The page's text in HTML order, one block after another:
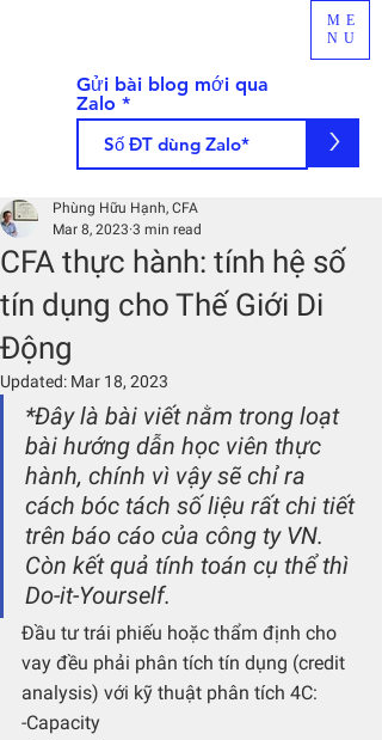
ME
NU
Gửi bài blog mới qua
Zalo
>
CFA thực hành: tính hệ số
tín dụng cho Thế Giới Di
Động
Phùng Hữu Hạnh, CFA
Mar 8, 2023 3 min read
Updated: Mar 18, 2023
*Đây là bài viết nằm trong loạt
bài hướng dẫn học viên thực
hành, chính vì vậy sẽ chỉ ra
cách bóc tách số liệu rất chi tiết
trên báo cáo của công ty VN.
Còn kết quả tính toán cụ thể thì
Do-it-Yourself.
Đầu tư trái phiếu hoặc thẩm định cho
vay đều phải phân tích tín dụng (credit
analysis) với kỹ thuật phân tích 4C:
-Capacity